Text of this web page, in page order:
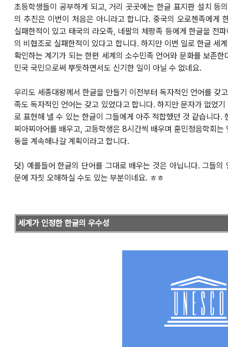
초등학생들이 공부하게 되고, 거리 곳곳에는 한글 표지판 설치 등
의 추진은 이번이 처음은 아니라고 합니다. 중국의 오로첸족에게
실패한적이 있고 태국의 라오족, 네팔의 체팡족 등에게 한글을 전
의 비협조로 실패한적이 있다고 합니다. 하지만 이번 일로한글 세
확인하는 계기가 되는 한편 세계의 소수민족 언어와 문화를 보존
민국 국민으로써 뿌듯하면서도 신기한 일이 아닐 수 없네요.
우리도 세종대왕께서 한글을 만들기 이전부터 독자적인 언어를 갖
족도 독자적인 언어는 갖고 있었다고 합니다. 하지만 문자가 없었
로 표현해 낼 수 있는 한글이 그들에게 아주 적합했던 것 같습니다.
찌아찌아어를 배우고, 고등학생은 8시간씩 배우며 훈민정음학회는
동을 계속해나갈 계획이라고 합니다.
덧) 예를들어 한글의 단어를 그대로 배우는 것은 아닙니다. 그들
문에 자칫 오해하실 수도 있는 부분이네요. ㅎㅎ
세계가 인정한 한글의 우수성